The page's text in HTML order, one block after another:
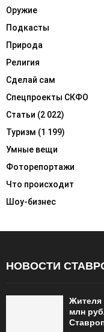
Оружие
Подкасты
Природа
Религия
Сделай сам
Спецпроекты СКФО
Статьи (2 022)
Туризм (1 199)
Умные вещи
Фоторепортажи
Что происходит
Шоу-бизнес
НОВОСТИ
Жителя
млн